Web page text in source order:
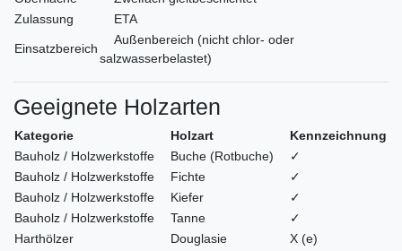
Zulassung
ETA
Einsatzbereich
Außenbereich (nicht chlor- oder
salzwasserbelastet)
Geeignete Holzarten
Kategorie Holzart
Kennzeichnung
Bauholz / Holzwerkstoffe
Buche (Rotbuche)
✓
Bauholz / Holzwerkstoffe
Fichte
✓
Bauholz / Holzwerkstoffe
Kiefer
✓
Bauholz / Holzwerkstoffe
Tanne
✓
Harthölzer
Douglasie
X (e)